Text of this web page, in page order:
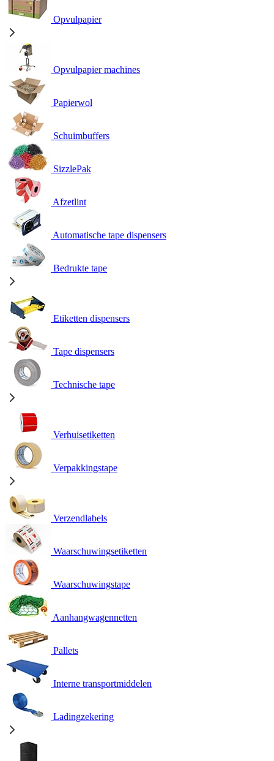
Opvulpapier
Opvulpapier machines
Papierwol
Schuimbuffers
SizzlePak
Afzetlint
Automatische tape dispensers
Bedrukte tape
Etiketten dispensers
Tape dispensers
Technische tape
Verhuisetiketten
Verpakkingstape
Verzendlabels
Waarschuwingsetiketten
Waarschuwingstape
Aanhangwagennetten
Pallets
Interne transportmiddelen
Ladingzekering